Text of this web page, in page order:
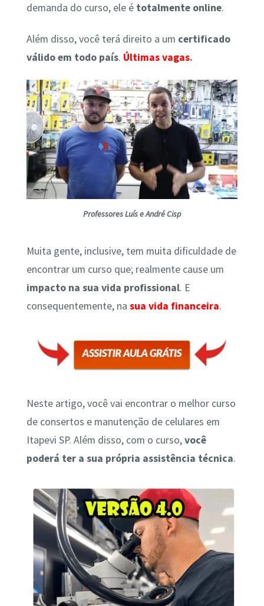
demanda do curso, ele é totalmente online.
Além disso, você terá direito a um certificado
válido em todo país. Últimas vagas.
Professores Luís e André Cisp
Muita gente, inclusive, tem muita dificuldade de
encontrar um curso que; realmente cause um
impacto na sua vida profissional. E
consequentemente, na sua vida financeira.
Neste artigo, você vai encontrar o melhor curso
de consertos e manutenção de celulares em
Itapevi SP. Além disso, com o curso,você
poderá ter a sua própria assistência técnica.